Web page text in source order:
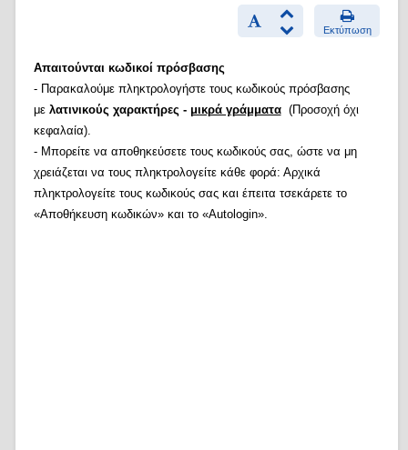
Εκτύπωση
Απαιτούνται κωδικοί πρόσβασης
- Παρακαλούμε πληκτρολογήστε τους κωδικούς πρόσβασης
με λατινικούς χαρακτήρες - μικρά γράμματα(Προσοχή όχι
κεφαλαία).
- Μπορείτε να αποθηκεύσετε τους κωδικούς σας, ώστε να μη
χρειάζεται να τους πληκτρολογείτε κάθε φορά: Αρχικά
πληκτρολογείτε τους κωδικούς σας και έπειτα τσεκάρετε το
«Αποθήκευση κωδικών» και το «Autologin».